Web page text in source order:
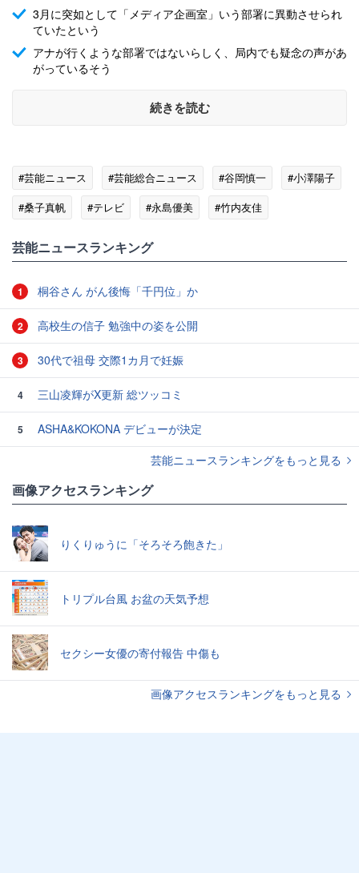
3月に突如として「メディア企画室」いう部署に異動させられ
ていたという
アナが行くような部署ではないらしく、局内でも疑念の声があ
がっているそう
続きを読む
#芸能ニュース #芸能総合ニュース #谷岡慎一
#小澤陽子
#桑子真帆
#テレビ #永島優美
#竹内友佳
芸能ニュースランキング
1 桐谷さん がん後悔「千円位」か
2 高校生の信子 勉強中の姿を公開
3 30代で祖母 交際1カ月で妊娠
4 三山凌輝がX更新 総ツッコミ
5
ASHA&KOKONA デビューが決定
芸能ニュースランキングをもっと見る
画像アクセスランキング
りくりゅうに「そろそろ飽きた」
トリプル台風 お盆の天気予想
セクシー女優の寄付報告 中傷も
画像アクセスランキングをもっと見る